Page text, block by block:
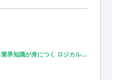
業界知識が身につく ロジカルシンキングが身につく